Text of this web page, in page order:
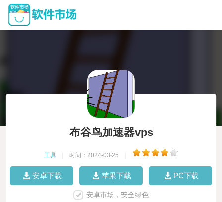
布谷鸟加速器vps
工具 时间：2024-03-25
安卓下载 苹果下载 PC下载
安卓市场，安全绿色